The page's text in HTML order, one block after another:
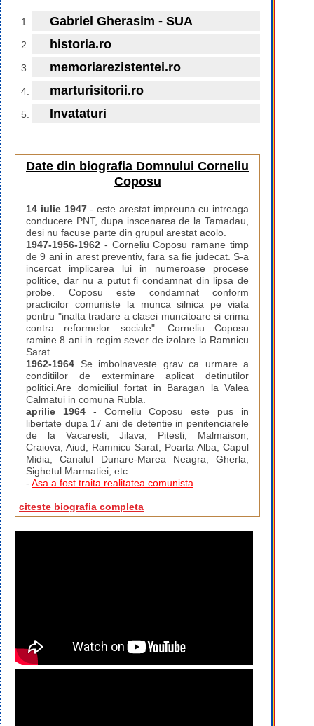
Gabriel Gherasim - SUA
historia.ro
memoriarezistentei.ro
marturisitorii.ro
Invataturi
Date din biografia Domnului Corneliu
Coposu
14 iulie 1947- este arestat impreuna cu intreaga
conducere PNT, dupa inscenarea de la Tamadau,
desi nu facuse parte din grupul arestat acolo.
1947-1956-1962 - Corneliu Coposu ramane timp
de 9 ani in arest preventiv, fara sa fie judecat. S-a
incercat implicarea lui in numeroase procese
politice, dar nu a putut fi condamnat din lipsa de
probe. Coposu este condamnat conform
practicilor comuniste la munca silnica pe viata
pentru "inalta tradare a clasei muncitoare si crima
contra reformelor sociale". Corneliu Coposu
ramine 8 ani in regim sever de izolare la Ramnicu
Sarat
1962-1964 Se imbolnaveste grav ca urmare a
conditiilor de exterminare aplicat detinutilor
politici.Are domiciliul fortat in Baragan la Valea
Calmatui in comuna Rubla.
aprilie 1964- Corneliu Coposu este pus in
libertate dupa 17 ani de detentie in penitenciarele
de la Vacaresti, Jilava, Pitesti, Malmaison,
Craiova, Aiud, Ramnicu Sarat, Poarta Alba, Capul
Midia, Canalul Dunare-Marea Neagra, Gherla,
Sighetul Marmatiei, etc.
- Asa a fost traita realitatea comunista
citeste biografia completa